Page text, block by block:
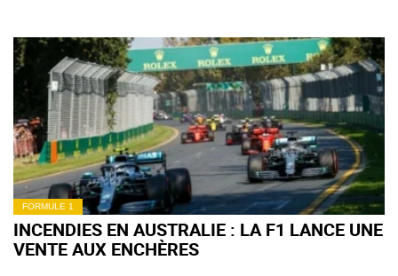
FORMULE 1
INCENDIES EN AUSTRALIE : LA F1 LANCE UNE
VENTE AUX ENCHÈRES